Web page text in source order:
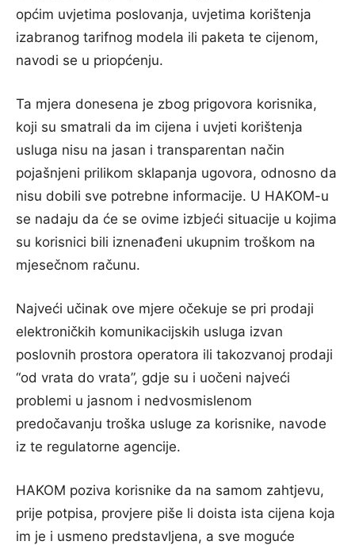
općim uvjetima poslovanja, uvjetima korištenja
izabranog tarifnog modela ili paketa te cijenom,
navodi se u priopćenju.
Ta mjera donesena je zbog prigovora korisnika,
koji su smatrali da im cijena i uvjeti korištenja
usluga nisu na jasan i transparentan način
pojašnjeni prilikom sklapanja ugovora, odnosno da
nisu dobili sve potrebne informacije. U HAKOM-u
se nadaju da će se ovime izbjeći situacije u kojima
su korisnici bili iznenađeni ukupnim troškom na
mjesečnom računu.
Najveći učinak ove mjere očekuje se pri prodaji
elektroničkih komunikacijskih usluga izvan
poslovnih prostora operatora ili takozvanoj prodaji
“od vrata do vrata”, gdje su i uočeni najveći
problemi u jasnom i nedvosmislenom
predočavanju troška usluge za korisnike, navode
iz te regulatorne agencije.
HAKOM poziva korisnike da na samom zahtjevu,
prije potpisa, provjere piše li doista ista cijena koja
im je i usmeno predstavljena, a sve moguće